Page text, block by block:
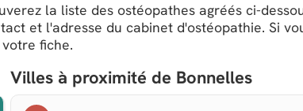
la liste des ostéopathes agréés ci-
et l'adresse du cabinet d'ostéopathie. Si
fiche.
Villes à proximité de Bonnelles